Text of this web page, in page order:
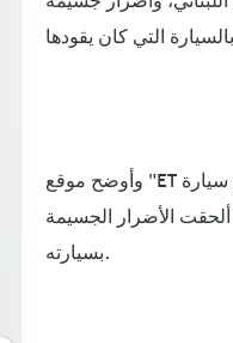
وأوضح موقع "ET بالعربي" أن الحادث نتج عن وقوع سيارة
الأضرار الجسيمة
بسيارته.